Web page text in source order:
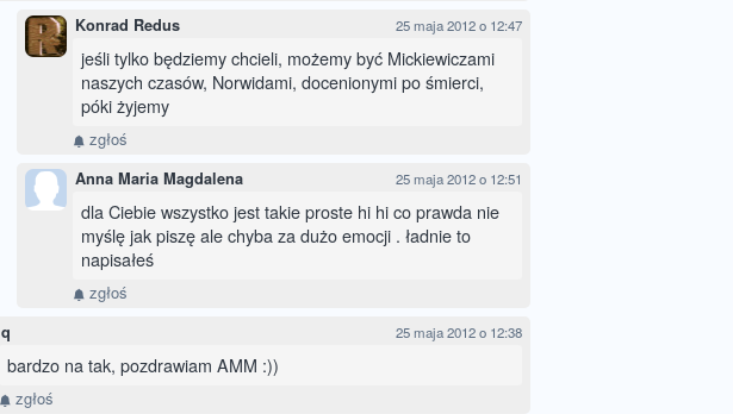
Konrad Redus 25 maja 2012 o 12:47
jeśli tylko będziemy chcieli, możemy być Mickiewiczami
naszych czasów, Norwidami, docenionymi po śmierci,
póki żyjemy
zgłoś
Anna Maria Magdalena 25 maja 2012 o 12:51
dla Ciebie wszystko jest takie proste hi hi co prawda nie
myślę jak piszę ale chyba za dużo emocji . ładnie to
napisałeś
zgłoś
q 25 maja 2012 o 12:38
bardzo na tak, pozdrawiam AMM :))
zgłoś